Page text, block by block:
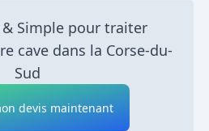
Simple pour traiter
cave dans la Corse-du-
Sud
devis maintenant